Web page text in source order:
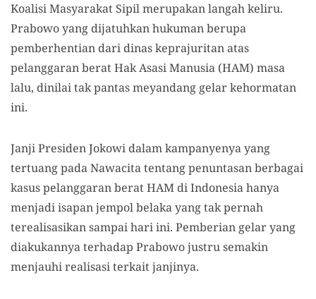
Koalisi Masyarakat Sipil merupakan langah keliru.
Prabowo yang dijatuhkan hukuman berupa
pemberhentian dari dinas keprajuritan atas
pelanggaran berat Hak Asasi Manusia (HAM) masa
lalu, dinilai tak pantas meyandang gelar kehormatan
ini.
Janji Presiden Jokowi dalam kampanyenya yang
tertuang pada Nawacita tentang penuntasan berbagai
kasus pelanggaran berat HAM di Indonesia hanya
menjadi isapan jempol belaka yang tak pernah
terealisasikan sampai hari ini. Pemberian gelar yang
diakukannya terhadap Prabowo justru semakin
menjauhi realisasi terkait janjinya.